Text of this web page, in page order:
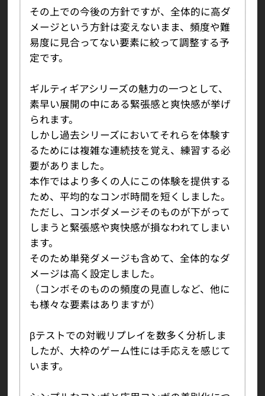
その上での今後の方針ですが、全体的に高ダ
メージという方針は変えないまま、頻度や難
易度に見合ってない要素に絞って調整する予
定です。
ギルティギアシリーズの魅力の一つとして、
素早い展開の中にある緊張感と爽快感が挙げ
られます。
しかし過去シリーズにおいてそれらを体験す
るためには複雑な連続技を覚え、練習する必
要がありました。
本作ではより多くの人にこの体験を提供する
ため、平均的なコンボ時間を短くしました。
ただし、コンボダメージそのものが下がって
しまうと緊張感や爽快感が損なわれてしまい
ます。
そのため単発ダメージも含めて、全体的なダ
メージは高く設定しました。
（コンボそのものの頻度の見直しなど、他に
も様々な要素はありますが）
βテストでの対戦リプレイを数多く分析しま
したが、大枠のゲーム性には手応えを感じて
います。